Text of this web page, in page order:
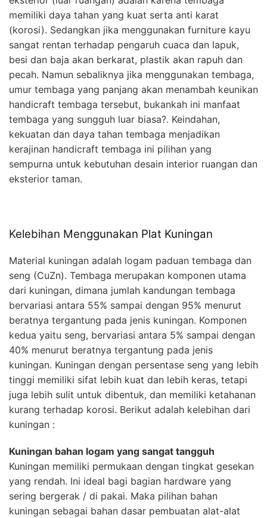
memiliki daya tahan yang kuat serta anti karat
(korosi). Sedangkan jika menggunakan furniture kayu
sangat rentan terhadap pengaruh cuaca dan lapuk,
besi dan baja akan berkarat, plastik akan rapuh dan
pecah. Namun sebaliknya jika menggunakan tembaga,
umur tembaga yang panjang akan menambah keunikan
handicraft tembaga tersebut, bukankah ini manfaat
tembaga yang sungguh luar biasa?. Keindahan,
kekuatan dan daya tahan tembaga menjadikan
kerajinan handicraft tembaga ini pilihan yang
sempurna untuk kebutuhan desain interior ruangan dan
eksterior taman.
Kelebihan Menggunakan Plat Kuningan
Material kuningan adalah logam paduan tembaga dan
seng (CuZn). Tembaga merupakan komponen utama
dari kuningan, dimana jumlah kandungan tembaga
bervariasi antara 55% sampai dengan 95% menurut
beratnya tergantung pada jenis kuningan. Komponen
kedua yaitu seng, bervariasi antara 5% sampai dengan
40% menurut beratnya tergantung pada jenis
kuningan. Kuningan dengan persentase seng yang lebih
tinggi memiliki sifat lebih kuat dan lebih keras, tetapi
juga lebih sulit untuk dibentuk, dan memiliki ketahanan
kurang terhadap korosi. Berikut adalah kelebihan dari
kuningan :
Kuningan bahan logam yang sangat tangguh
Kuningan memiliki permukaan dengan tingkat gesekan
yang rendah. Ini ideal bagi bagian hardware yang
sering bergerak / di pakai. Maka pilihan bahan
kuningan sebagai bahan dasar pembuatan alat-alat